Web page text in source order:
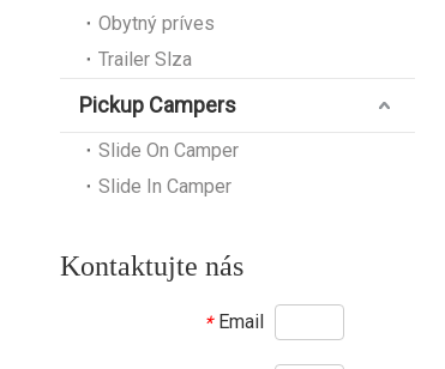
Obytný príves
Trailer Slza
Pickup Campers
Slide On Camper
Slide In Camper
Kontaktujte nás
* Email